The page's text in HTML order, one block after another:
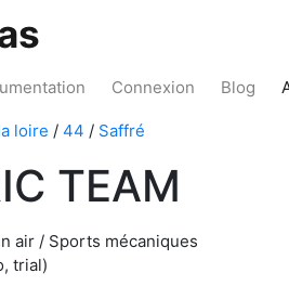
Connexion Blog
loire / 44 / Saffré
TEAM
air / Sports mécaniques
trial)